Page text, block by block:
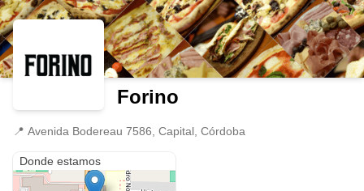
Forino
📍 Avenida Bodereau 7586, Capital, Córdoba
Donde estamos